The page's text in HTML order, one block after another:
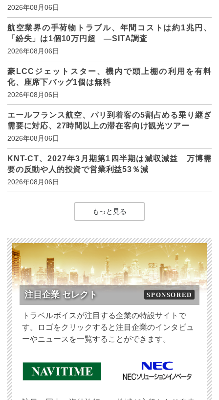
2026年08月06日
航空業界の手荷物トラブル、年間コストは約1兆円、
「紛失」は1個10万円超 ―SITA調査
2026年08月06日
豪LCCジェットスター、機内で頭上棚の利用を有料
化、座席下バッグ1個は無料
2026年08月06日
エールフランス航空、パリ到着客の5割占める乗り継ぎ
需要に対応、27時間以上の滞在客向け観光ツアー
2026年08月06日
KNT-CT、2027年3月期第1四半期は減収減益 万博需
要の反動や人的投資で営業利益53％減
2026年08月06日
もっと見る
注目企業 セレクト SPONSORED
トラベルボイスが注目する企業の特設サイトで
す。ロゴをクリックすると注目企業のインタビュ
ーやニュースを一覧することができます。